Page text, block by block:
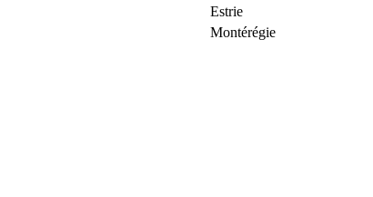
Estrie
Montérégie